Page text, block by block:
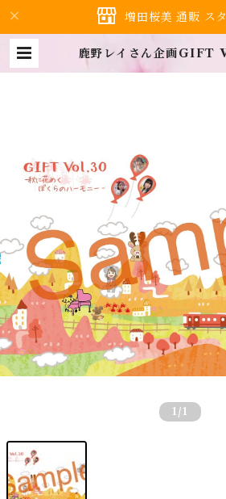
増田桜美 通販 ス
鹿野レイさん企画GIFT
リアファイル |
1 /1